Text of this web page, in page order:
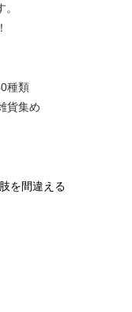
種類
集め
を間違える